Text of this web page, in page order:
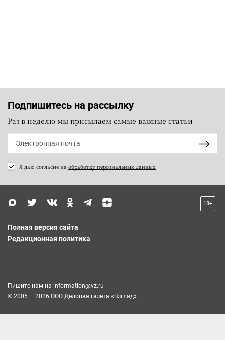
Подпишитесь на рассылку
Раз в неделю мы присылаем самые важные статьи
Я даю согласие на обработку персональных данных
18+
Полная версия сайта
Редакционная политика
Пишите нам на information@vz.ru
© 2005 — 2026 ООО Деловая газета «Взгляд»